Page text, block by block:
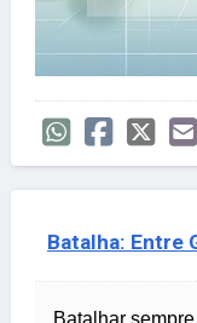
Batalha: Entre
Batalhar